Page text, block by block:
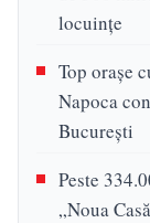
locuințe
Top orașe
Napoca
București
Peste
„Noua